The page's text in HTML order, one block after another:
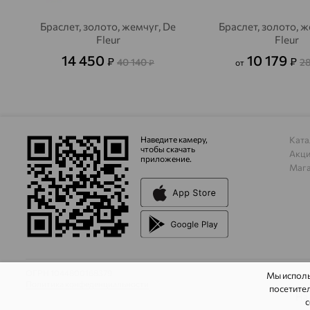
Браслет, золото, жемчуг, De
Fleur
14 450 ₽ 40 140₽
Браслет, золото,
Fleur
от 10 179 ₽
Наведите камеру,
чтобы скачать
приложение.
Мы